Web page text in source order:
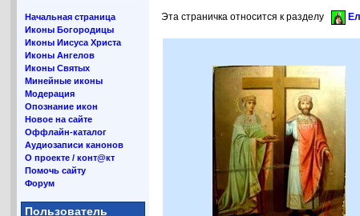
Начальная страница
Иконы Богородицы
Иконы Иисуса Христа
Иконы Ангелов
Иконы Святых
Минейные иконы
Модерация
Опознание икон
Новое на сайте
Оффлайн-каталог
Аудиозаписи канонов
О проекте / конт@кт
Помочь сайту
Форум
Пользователь
Эта страничка относится к разделу